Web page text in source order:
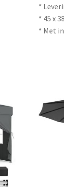
*
* 45 x
* Met